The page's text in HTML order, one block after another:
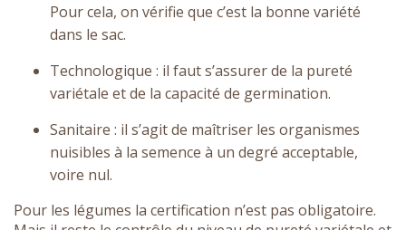
Pour cela, on vérifie que c’est la bonne variété
dans le sac.
Technologique : il faut s’assurer de la pureté
variétale et de la capacité de germination.
Sanitaire : il s’agit de maîtriser les organismes
nuisibles à la semence à un degré acceptable,
voire nul.
Pour les légumes la certification n’est pas obligatoire.